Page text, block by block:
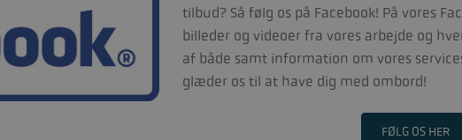
tilbud? Så følg os på Facebook! På vores
billeder og videoer fra vores arbejde og
af både samt information om vores
glæder os til at have dig med ombord!
FØLG OS HER